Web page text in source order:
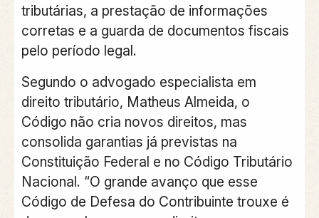
tributárias, a prestação de informações
corretas e a guarda de documentos fiscais
pelo período legal.
Segundo o advogado especialista em
direito tributário, Matheus Almeida, o
Código não cria novos direitos, mas
consolida garantias já previstas na
Constituição Federal e no Código Tributário
Nacional. “O grande avanço que esse
Código de Defesa do Contribuinte trouxe é